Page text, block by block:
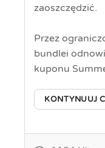
zaoszczędzić.
Przez
bundlei
kuponu
KONTYNUUJ